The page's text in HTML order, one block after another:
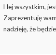
Hej wszystkim,
Zaprezentuję
nadzieję, że